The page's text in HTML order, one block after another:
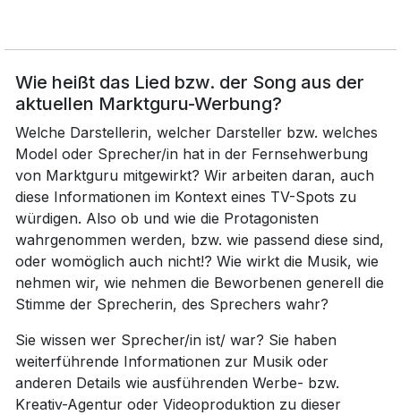
Wie heißt das Lied bzw. der Song aus der
aktuellen Marktguru-Werbung?
Welche Darstellerin, welcher Darsteller bzw. welches
Model oder Sprecher/in hat in der Fernsehwerbung
von Marktguru mitgewirkt? Wir arbeiten daran, auch
diese Informationen im Kontext eines TV-Spots zu
würdigen. Also ob und wie die Protagonisten
wahrgenommen werden, bzw. wie passend diese sind,
oder womöglich auch nicht!? Wie wirkt die Musik, wie
nehmen wir, wie nehmen die Beworbenen generell die
Stimme der Sprecherin, des Sprechers wahr?
Sie wissen wer Sprecher/in ist/ war? Sie haben
weiterführende Informationen zur Musik oder
anderen Details wie ausführenden Werbe- bzw.
Kreativ-Agentur oder Videoproduktion zu dieser